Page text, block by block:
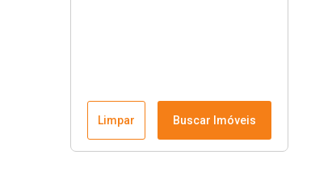
Limpar Buscar Imóveis